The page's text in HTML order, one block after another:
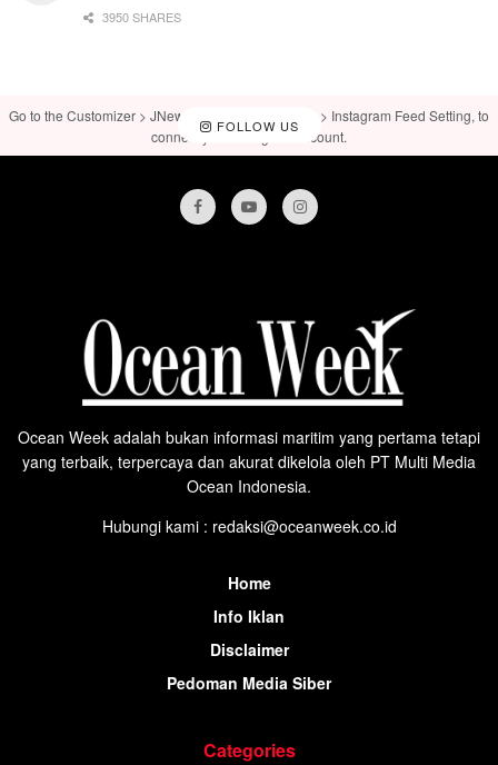
3950 SHARES
FOLLOW US
Go to the Customizer > JNews : Social, Like & View > Instagram Feed Setting, to
connect your Instagram account.
Ocean Week adalah bukan informasi maritim yang pertama tetapi
yang terbaik, terpercaya dan akurat dikelola oleh PT Multi Media
Ocean Indonesia.
Hubungi kami : redaksi@oceanweek.co.id
Home
Info Iklan
Disclaimer
Pedoman Media Siber
Categories